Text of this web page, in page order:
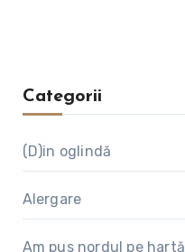
Categorii
(D)in oglindă
Alergare
Am pus nordul pe hartă